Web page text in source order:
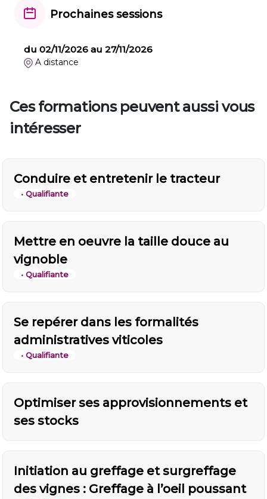
Prochaines sessions
du 02/11/2026 au 27/11/2026
A distance
Ces formations peuvent aussi vous
intéresser
Conduire et entretenir le tracteur
• Qualifiante
Mettre en oeuvre la taille douce au
vignoble
• Qualifiante
Se repérer dans les formalités
administratives viticoles
• Qualifiante
Optimiser ses approvisionnements et
ses stocks
Initiation au greffage et surgreffage
des vignes : Greffage à l’oeil poussant